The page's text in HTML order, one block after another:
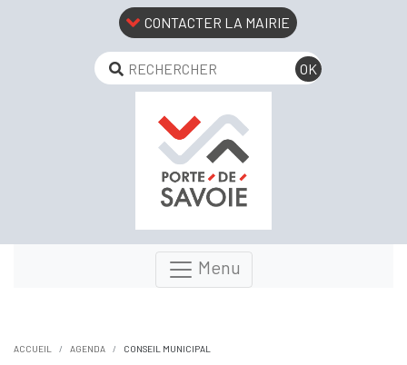
CONTACTER LA MAIRIE
Menu
ACCUEIL AGENDA CONSEIL MUNICIPAL